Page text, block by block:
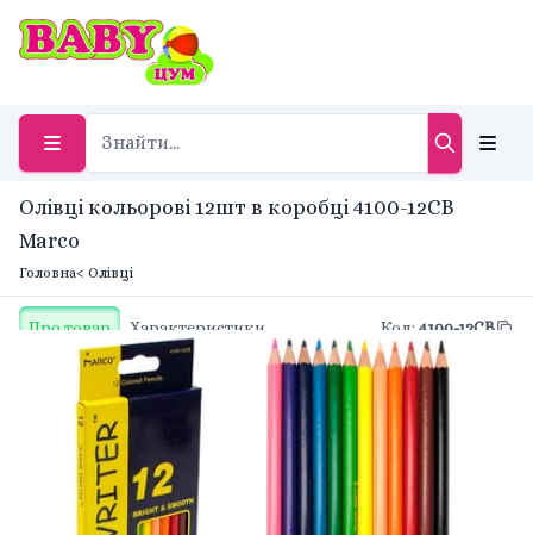
Олівці кольорові 12шт в коробці 4100-12CB
Marco
Головна< Олівці
Про товар Характеристики Код: 4100-12CB